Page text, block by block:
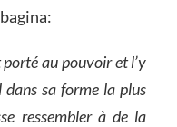
porté au pouvoir et l’y
sa forme la plus
ressembler à de la